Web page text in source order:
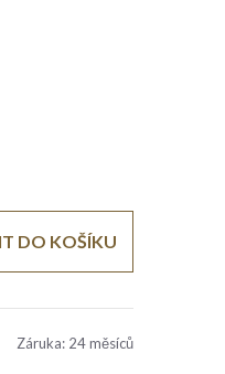
DO KOŠÍKU
Záruka: 24 měsíců